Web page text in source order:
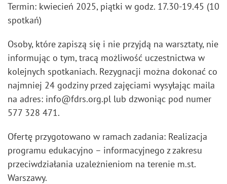
Termin: kwiecień 2025, piątki w godz. 17.30-19.45 (10
spotkań)
Osoby, które zapiszą się i nie przyjdą na warsztaty, nie
informując o tym, tracą możliwość uczestnictwa w
kolejnych spotkaniach. Rezygnacji można dokonać co
najmniej 24 godziny przed zajęciami wysyłając maila
na adres: info@fdrs.org.pl lub dzwoniąc pod numer
577 328 471.
Ofertę przygotowano w ramach zadania: Realizacja
programu edukacyjno – informacyjnego z zakresu
przeciwdziałania uzależnieniom na terenie m.st.
Warszawy.